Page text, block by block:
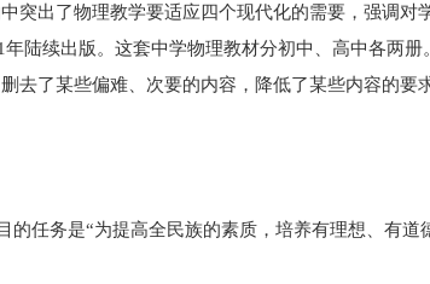
出了物理教学要适应四个现代化的需要，强调对
陆续出版。这套中学物理教材分初中、高中各两
了某些偏难、次要的内容，降低了某些内容的要
任务是“为提高全民族的素质，培养有理想、有